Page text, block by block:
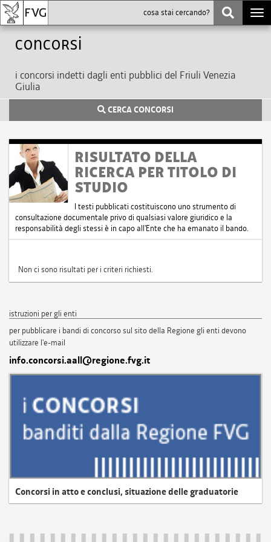
Concorsi
i concorsi indetti dagli enti pubblici del Friuli Venezia
Giulia
CERCA CONCORSI
RISULTATO DELLA
RICERCA PER TITOLO DI
STUDIO
I testi pubblicati costituiscono uno strumento di
consultazione documentale privo di qualsiasi valore giuridico e la
responsabilità degli stessi è in capo all'Ente che ha emanato il bando.
Non ci sono risultati per i criteri richiesti.
istruzioni per gli enti
per pubblicare i bandi di concorso sul sito della Regione gli enti devono
utilizzare l'e-mail
info.concorsi.aall@regione.fvg.it
Concorsi in atto e conclusi, situazione delle graduatorie